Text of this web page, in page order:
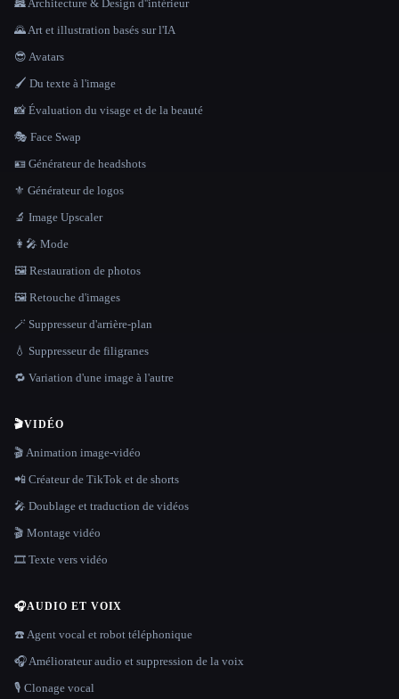
🏯 Architecture & Design d''intérieur
🌄 Art et illustration basés sur l'IA
😎 Avatars
🖌️ Du texte à l'image
📸 Évaluation du visage et de la beauté
🎭 Face Swap
🪪 Générateur de headshots
⚜️ Générateur de logos
🔬 Image Upscaler
👩‍🎤 Mode
🖼️ Restauration de photos
🖼️ Retouche d'images
🪄 Suppresseur d'arrière-plan
💧 Suppresseur de filigranes
🔁 Variation d'une image à l'autre
🎬VIDÉO
🎬 Animation image-vidéo
📲 Créateur de TikTok et de shorts
🎤 Doublage et traduction de vidéos
🎬 Montage vidéo
🎞️ Texte vers vidéo
🎧AUDIO ET VOIX
☎️ Agent vocal et robot téléphonique
🎧 Améliorateur audio et suppression de la voix
🎙️ Clonage vocal